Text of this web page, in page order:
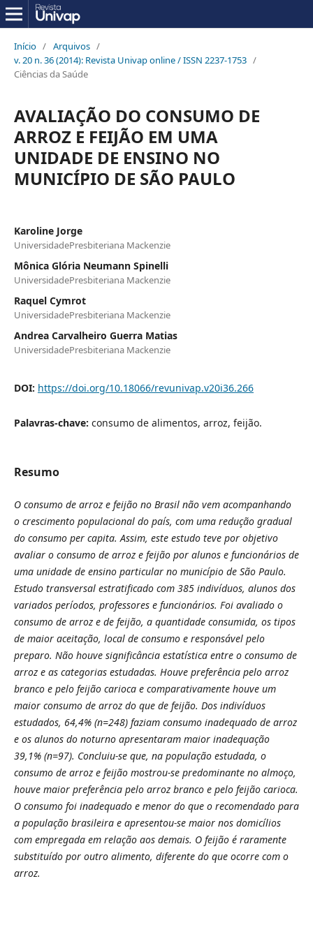
Início / Arquivos /
v. 20 n. 36 (2014): Revista Univap online / ISSN 2237-1753 /
Ciências da Saúde
AVALIAÇÃO DO CONSUMO DE
ARROZ E FEIJÃO EM UMA
UNIDADE DE ENSINO NO
MUNICÍPIO DE SÃO PAULO
Karoline Jorge
UniversidadePresbiteriana Mackenzie
Mônica Glória Neumann Spinelli
UniversidadePresbiteriana Mackenzie
Raquel Cymrot
UniversidadePresbiteriana Mackenzie
Andrea Carvalheiro Guerra Matias
UniversidadePresbiteriana Mackenzie
DOI: https://doi.org/10.18066/revunivap.v20i36.266
Palavras-chave: consumo de alimentos, arroz, feijão.
Resumo
O consumo de arroz e feijão no Brasil não vem acompanhando
o crescimento populacional do país, com uma redução gradual
do consumo per capita. Assim, este estudo teve por objetivo
avaliar o consumo de arroz e feijão por alunos e funcionários de
uma unidade de ensino particular no município de São Paulo.
Estudo transversal estratificado com 385 indivíduos, alunos dos
variados períodos, professores e funcionários. Foi avaliado o
consumo de arroz e de feijão, a quantidade consumida, os tipos
de maior aceitação, local de consumo e responsável pelo
preparo. Não houve significância estatística entre o consumo de
arroz e as categorias estudadas. Houve preferência pelo arroz
branco e pelo feijão carioca e comparativamente houve um
maior consumo de arroz do que de feijão. Dos indivíduos
estudados, 64,4% (n=248) faziam consumo inadequado de arroz
e os alunos do noturno apresentaram maior inadequação
39,1% (n=97). Concluiu-se que, na população estudada, o
consumo de arroz e feijão mostrou-se predominante no almoço,
houve maior preferência pelo arroz branco e pelo feijão carioca.
O consumo foi inadequado e menor do que o recomendado para
a população brasileira e apresentou-se maior nos domicílios
com empregada em relação aos demais. O feijão é raramente
substituído por outro alimento, diferente do que ocorre com o
arroz.